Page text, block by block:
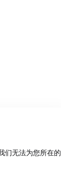
们无法为您所在的